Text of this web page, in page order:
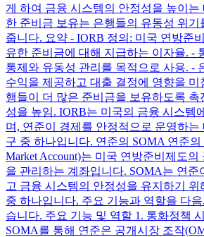
게 하여 금융 시스템의 안정성을 높이는
한 준비금 보유는 은행들의 유동성 위기
줍니다. 요약 - IORB 정의: 미국 연방준
유한 준비금에 대해 지급하는 이자율. -
통제와 유동성 관리를 목적으로 사용. -
수익을 제공하고 대출 결정에 영향을 미
행들이 더 많은 준비금을 보유하도록 촉
성을 높임. IORB는 미국의 금융 시스템
며, 연준이 경제를 안정적으로 운영하는
구 중 하나입니다. 연준의 SOMA 연준의
Market Account)는 미국 연방준비제도
을 관리하는 계좌입니다. SOMA는 연준
고 금융 시스템의 안정성을 유지하기
중 하나입니다. 주요 기능과 역할을 다
습니다. 주요 기능 및 역할 1. 통화정책
SOMA를 통해 연준은 공개시장 조작